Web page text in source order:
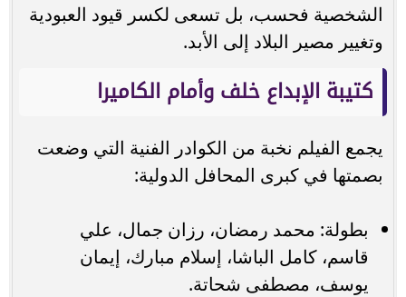
الشخصية فحسب، بل تسعى لكسر قيود العبودية
وتغيير مصير البلاد إلى الأبد.
كتيبة الإبداع خلف وأمام الكاميرا
يجمع الفيلم نخبة من الكوادر الفنية التي وضعت
بصمتها في كبرى المحافل الدولية:
بطولة: محمد رمضان، رزان جمال، علي
قاسم، كامل الباشا، إسلام مبارك، إيمان
يوسف، مصطفى شحاتة.